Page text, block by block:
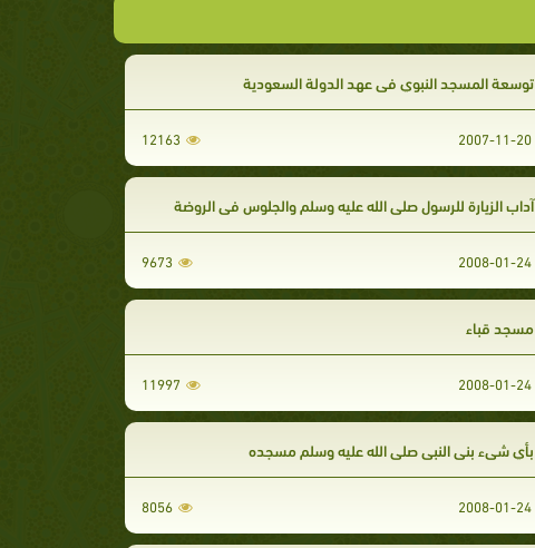
توسعة المسجد النبوي في عهد الدولة السعودية
2007-11-20
12163
آداب الزيارة للرسول صلى الله عليه وسلم والجلوس في الروضة
2008-01-24
9673
مسجد قباء
2008-01-24
11997
بأي شيء بنى النبي صلى الله عليه وسلم مسجده
2008-01-24
8056